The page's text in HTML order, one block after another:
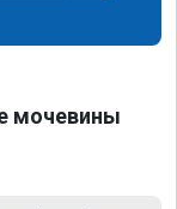
мочевины